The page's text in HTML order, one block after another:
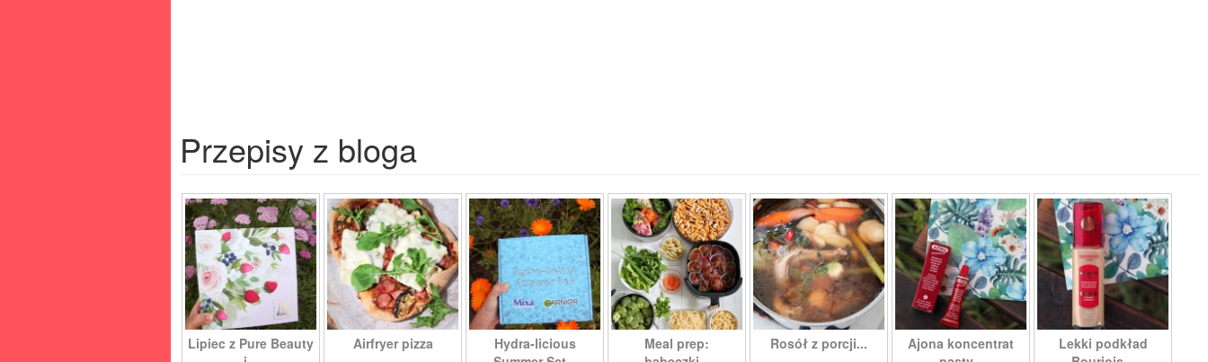
Przepisy z bloga
Lipiec z Pure Beauty
Airfryer pizza
Hydra-licious
Meal prep:
Rosół z porcji...
Ajona koncentrat
Lekki podkład